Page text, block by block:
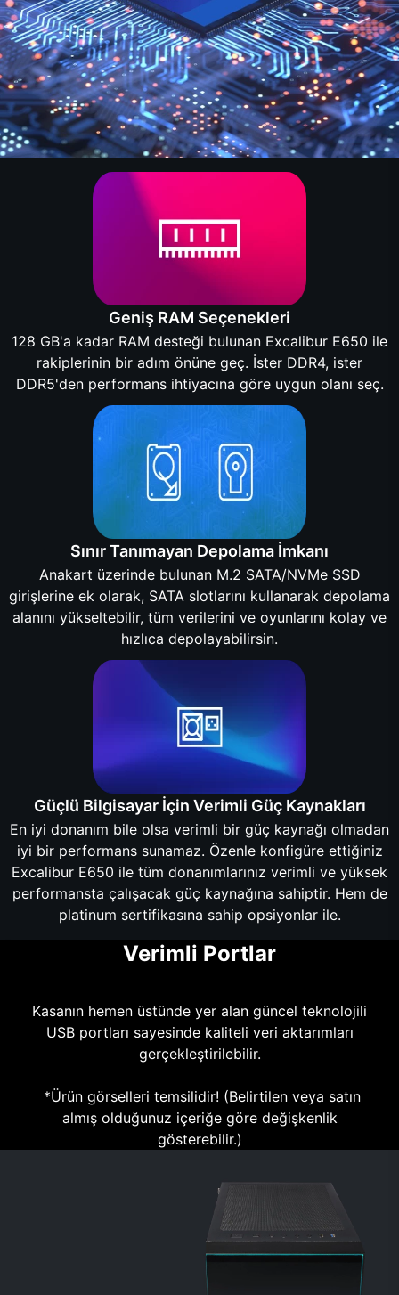
Geniş RAM Seçenekleri
128 GB'a kadar RAM desteği bulunan Excalibur E650 ile
rakiplerinin bir adım önüne geç. İster DDR4, ister
DDR5'den performans ihtiyacına göre uygun olanı seç.
Sınır Tanımayan Depolama İmkanı
Anakart üzerinde bulunan M.2 SATA/NVMe SSD
girişlerine ek olarak, SATA slotlarını kullanarak depolama
alanını yükseltebilir, tüm verilerini ve oyunlarını kolay ve
hızlıca depolayabilirsin.
Güçlü Bilgisayar İçin Verimli Güç Kaynakları
En iyi donanım bile olsa verimli bir güç kaynağı olmadan
iyi bir performans sunamaz. Özenle konfigüre ettiğiniz
Excalibur E650 ile tüm donanımlarınız verimli ve yüksek
performansta çalışacak güç kaynağına sahiptir. Hem de
platinum sertifikasına sahip opsiyonlar ile.
Verimli Portlar
Kasanın hemen üstünde yer alan güncel teknolojili
USB portları sayesinde kaliteli veri aktarımları
gerçekleştirilebilir.
*Ürün görselleri temsilidir! (Belirtilen veya satın
almış olduğunuz içeriğe göre değişkenlik
gösterebilir.)